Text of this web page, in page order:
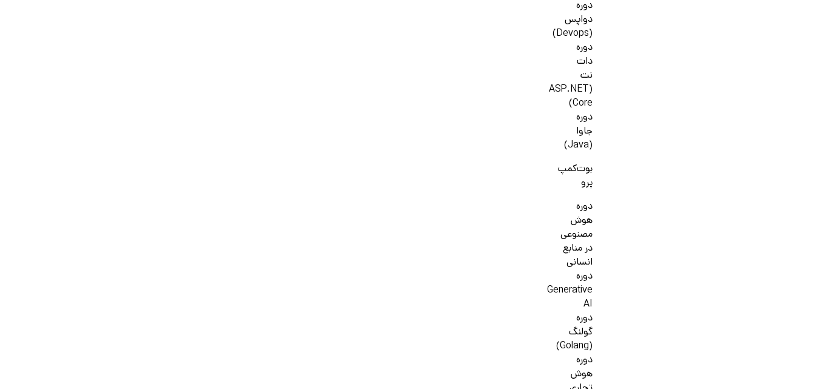
دوره
دواپس
(Devops)
دوره
دات
نت
(ASP.NET
Core)
دوره
جاوا
(Java)
بوت‌کمپ
پرو
دوره
هوش
مصنوعی
در منابع
انسانی
دوره
Generative
AI
دوره
گولنگ
(Golang)
دوره
هوش